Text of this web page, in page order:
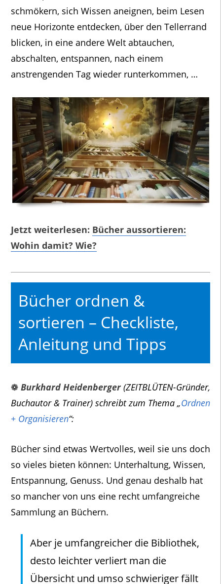
schmökern, sich Wissen aneignen, beim Lesen
neue Horizonte entdecken, über den Tellerrand
blicken, in eine andere Welt abtauchen,
abschalten, entspannen, nach einem
anstrengenden Tag wieder runterkommen, …
Jetzt weiterlesen: Bücher aussortieren:
Wohin damit? Wie?
Bücher ordnen &
sortieren – Checkliste,
Anleitung und Tipps
❁ Burkhard Heidenberger(ZEITBLÜTEN-Gründer,
Buchautor & Trainer) schreibt zum Thema „Ordnen
+ Organisieren“:
Bücher sind etwas Wertvolles, weil sie uns doch
so vieles bieten können: Unterhaltung, Wissen,
Entspannung, Genuss. Und genau deshalb hat
so mancher von uns eine recht umfangreiche
Sammlung an Büchern.
Aber je umfangreicher die Bibliothek,
desto leichter verliert man die
Übersicht und umso schwieriger fällt